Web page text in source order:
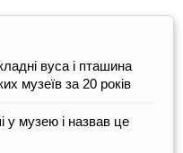
вуса і пташина
музеїв за 20 років
у музею і назвав це